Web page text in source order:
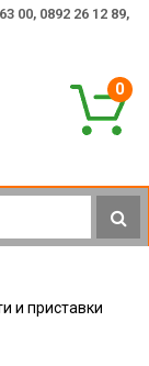
00, 0892 26 12 89,
0
и приставки